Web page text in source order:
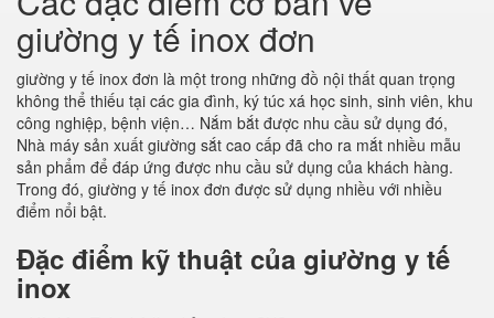
giường y tế inox đơn
giường y tế inox đơn là một trong những đồ nội thất quan trọng
không thể thiếu tại các gia đình, ký túc xá học sinh, sinh viên, khu
công nghiệp, bệnh viện… Nắm bắt được nhu cầu sử dụng đó,
Nhà máy sản xuất giường sắt cao cấp đã cho ra mắt nhiều mẫu
sản phẩm để đáp ứng được nhu cầu sử dụng của khách hàng.
Trong đó, giường y tế inox đơn được sử dụng nhiều với nhiều
điểm nổi bật.
Đặc điểm kỹ thuật của giường y tế
inox